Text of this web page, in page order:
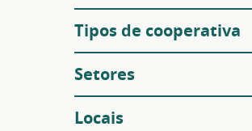
Tipos de cooperativa
Setores
Locais